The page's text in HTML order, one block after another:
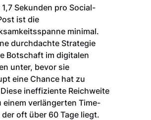
Sekunden pro Social-
ist die
minimal.
durchdachte Strategie
Botschaft im digitalen
unter, bevor sie
eine Chance hat zu
ineffiziente Reichweite
verlängerten Time-
oft über 60 Tage liegt.